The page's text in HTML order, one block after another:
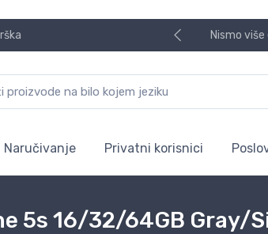
Nismo
Naručivanje Privatni korisnici
5s 16/32/64GB Gray/